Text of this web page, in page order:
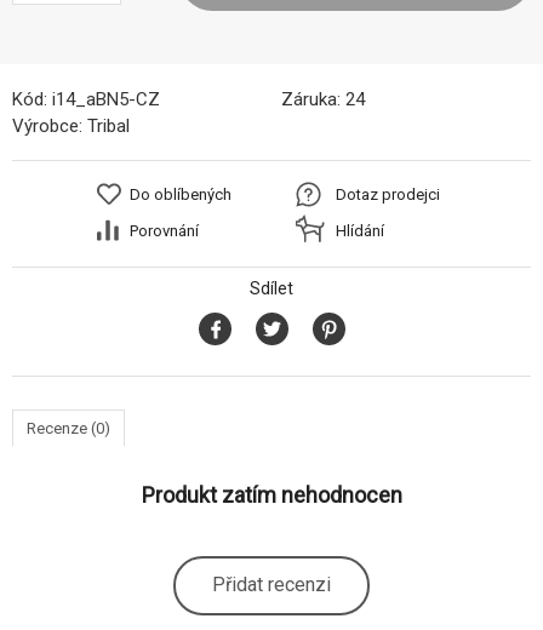
Kód: i14_aBN5-CZ Záruka: 24
Výrobce: Tribal
Do oblíbených
Porovnání
Dotaz prodejci
Hlídání
Sdílet
Recenze (0)
Produkt zatím nehodnocen
Přidat recenzi